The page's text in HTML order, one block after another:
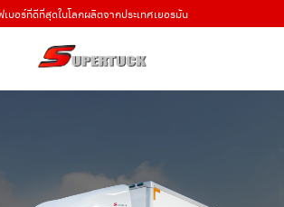
เบอร์ที่ดีที่สุดในโลกผลิตจากประเทศเยอรมัน